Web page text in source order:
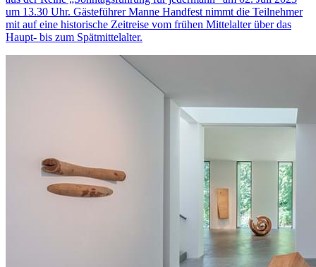
um 13.30 Uhr. Gästeführer Manne Handfest nimmt die Teilnehmer
mit auf eine historische Zeitreise vom frühen Mittelalter über das
Haupt- bis zum Spätmittelalter.